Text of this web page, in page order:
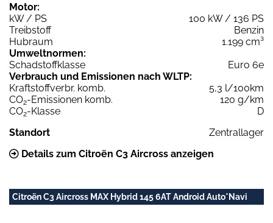
Motor:
kW / PS
100 kW / 136 PS
Treibstoff
Benzin
Hubraum
1.199 cm³
Umweltnormen:
Schadstoffklasse
Euro 6e
Verbrauch und Emissionen nach WLTP:
Kraftstoffverbr. komb.
5,3 l/100km
CO2-Emissionen komb.
120 g/km
CO2-Klasse
D
Standort
Zentrallager
Details zum Citroën C3 Aircross anzeigen
Citroën C3 Aircross MAX Hybrid 145 6AT Android Auto*Navi